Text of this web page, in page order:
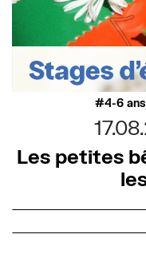
4-6 ans
Les petites